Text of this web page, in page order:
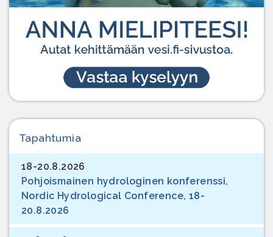
Tapahtumia
18-20.8.2026
Pohjoismainen hydrologinen konferenssi,
Nordic Hydrological Conference, 18-
20.8.2026